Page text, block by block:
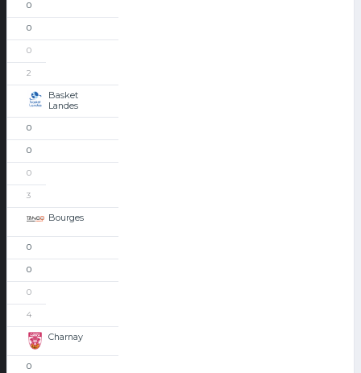
0
0
0
2
Basket
Landes
0
0
0
3
Bourges
0
0
0
4
Charnay
0